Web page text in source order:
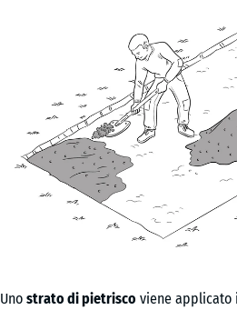
Uno strato di pietrisco viene applicato